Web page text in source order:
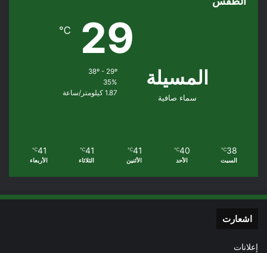
المسيلة
سماء صافية
29
℃
38º - 29º
35%
1.87 كيلومتر/ساعة
38
℃
السبت
40
℃
الأحد
41
℃
الأثنين
41
℃
الثلاثاء
41
℃
الأربعاء
اشعارت
إعلانات